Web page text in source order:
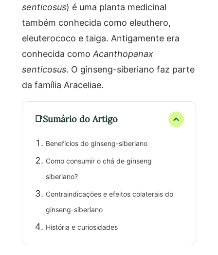
senticosus) é uma planta medicinal
também conhecida como eleuthero,
eleuterococo e taiga. Antigamente era
conhecida comoAcanthopanax
senticosus. O ginseng-siberiano faz parte
da família Araceliae.
Sumário do Artigo
Benefícios do ginseng-siberiano
Como consumir o chá de ginseng
siberiano?
Contraindicações e efeitos colaterais do
ginseng-siberiano
História e curiosidades